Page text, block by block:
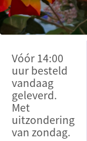
Vóór 14:00
uur besteld
vandaag
geleverd.
Met
uitzondering
van zondag.